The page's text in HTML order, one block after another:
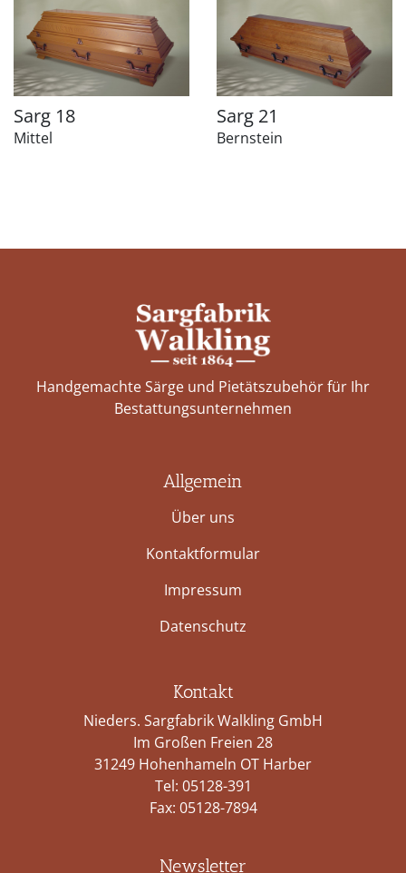
Sarg 18
Mittel
Sarg 21
Bernstein
Handgemachte Särge und Pietätszubehör für Ihr
Bestattungs­unternehmen
Allgemein
Über uns
Kontaktformular
Impressum
Datenschutz
Kontakt
Nieders. Sargfabrik Walkling GmbH
Im Großen Freien 28
31249 Hohenhameln OT Harber
Tel: 05128-391
Fax: 05128-7894
Newsletter